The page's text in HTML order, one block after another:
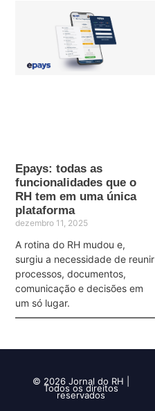
Epays: todas as
funcionalidades que o
RH tem em uma única
plataforma
dezembro 11, 2025
A rotina do RH mudou e,
surgiu a necessidade de reunir
processos, documentos,
comunicação e decisões em
um só lugar.
© 2026 Jornal do RH |
Todos os direitos
reservados